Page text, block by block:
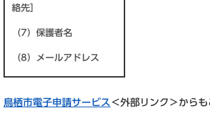
絡先］
（7）保護者名
（8）メールアドレス
鳥栖市電子申請サービス ＜外部リンク＞ からも